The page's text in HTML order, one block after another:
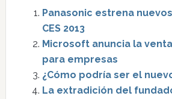
Panasonic estrena
CES 2013
Microsoft anuncia la
para empresas
¿Cómo podría ser el
La extradición del